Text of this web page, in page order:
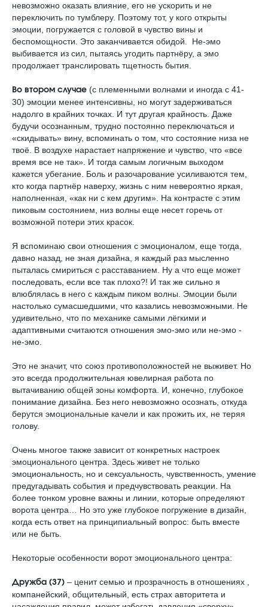
невозможно оказать влияние, его не ускорить и не
переключить по тумблеру. Поэтому тот, у кого открыты
эмоции, погружается с головой в чувство вины и
беспомощности. Это заканчивается обидой. Не-эмо
выбивается из сил, пытаясь угодить партнёру, а эмо
продолжает транслировать тщетность бытия.
Во втором случае (с племенными волнами и иногда с 41-
30) эмоции менее интенсивны, но могут задерживаться
надолго в крайних точках. И тут другая крайность. Даже
будучи осознанным, трудно постоянно переключаться и
«скидывать» вину, вспоминать о том, что состояние низа не
твоё. В воздухе нарастает напряжение и чувство, что «все
время все не так». И тогда самым логичным выходом
кажется убегание. Боль и разочарование усиливаются тем,
кто когда партнёр наверху, жизнь с ним невероятно яркая,
наполненная, «как ни с кем другим». На контрасте с этим
пиковым состоянием, низ волны еще несет горечь от
возможной потери этих красок.
Я вспоминаю свои отношения с эмоционалом, еще тогда,
давно назад, не зная дизайна, я каждый раз мысленно
пыталась смириться с расставанием. Ну а что еще может
последовать, если все так плохо?! И так же сильно я
влюблялась в него с каждым пиком волны. Эмоции были
настолько сумасшедшими, что казались невозможными. Не
удивительно, что по механике самыми лёгкими и
адаптивными считаются отношения эмо-эмо или не-эмо -
не-эмо.
Это не значит, что союз противоположностей не выживет. Но
это всегда продолжительная ювелирная работа по
вытачиванию общей зоны комфорта. И, конечно, глубокое
понимание дизайна. Без него невозможно осознать, откуда
берутся эмоциональные качели и как прожить их, не теряя
голову.
Очень многое также зависит от конкретных настроек
эмоционального центра. Здесь живет не только
эмоциональность, но и сексуальность, чувственность, умение
предугадывать события и предчувствовать реакции. На
более тонком уровне важны и линии, которые определяют
ворота центра… Но это уже глубокое погружение в дизайн,
когда есть ответ на принципиальный вопрос: быть вместе
или не быть.
Некоторые особенности ворот эмоционального центра:
Дpужбa (З7) – ценит ceмью и прозрачность в отношениях ,
компанейский, общительный, есть страх авторитета и